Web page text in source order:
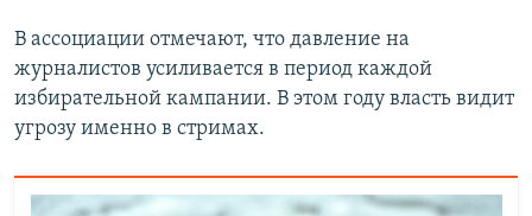
В ассоциации отмечают, что давление на
журналистов усиливается в период каждой
избирательной кампании. В этом году власть видит
угрозу именно в стримах.